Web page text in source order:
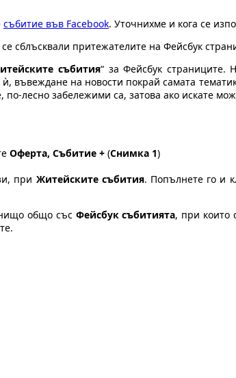
събитие във Facebook. Уточнихме и кога се
сблъсквали притежателите на Фейсбук
събития“ за Фейсбук страниците.
въвеждане на новости покрай самата
лесно забележими са, затова ако искате
Оферта, Събитие + (Снимка 1)
при Житейските събития. Попълнете го и
общо със Фейсбук събитията, при които